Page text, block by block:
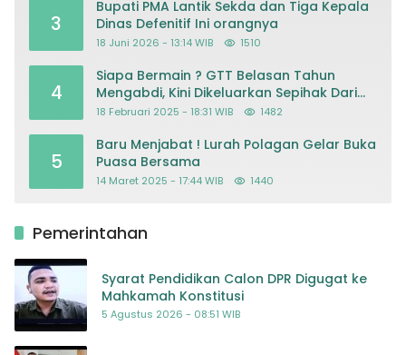
3
Bupati PMA Lantik Sekda dan Tiga Kepala
Dinas Defenitif Ini orangnya
18 Juni 2026 - 13:14 WIB 1510
4
Siapa Bermain ? GTT Belasan Tahun
Mengabdi, Kini Dikeluarkan Sepihak Dari
Dapodik
18 Februari 2025 - 18:31 WIB 1482
5
Baru Menjabat ! Lurah Polagan Gelar Buka
Puasa Bersama
14 Maret 2025 - 17:44 WIB 1440
Pemerintahan
Syarat Pendidikan Calon DPR Digugat ke
Mahkamah Konstitusi
5 Agustus 2026 - 08:51 WIB